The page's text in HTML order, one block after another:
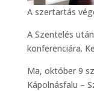
A szertartás
A Szentelés
konferenciára.
Ma, október 9
Kápolnásfalu –